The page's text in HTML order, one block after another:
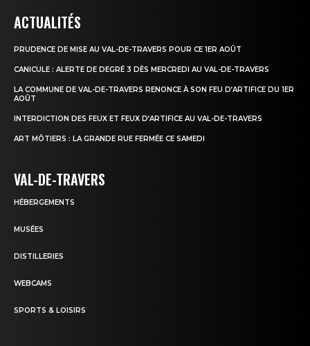
ACTUALITÉS
PRUDENCE DE MISE AU VAL-DE-TRAVERS POUR CE 1ER AOÛT
CANICULE : ALERTE DE DEGRÉ 3 DÈS MERCREDI AU VAL-DE-TRAVERS
LA COMMUNE DE VAL-DE-TRAVERS RENONCE À SON FEU D’ARTIFICE DU 1ER
AOÛT
INTERDICTION DES FEUX ET FEUX D’ARTIFICE AU VAL-DE-TRAVERS
ART MÔTIERS : LA GRANDE RUE FERMÉE CE SAMEDI
VAL-DE-TRAVERS
HÉBERGEMENTS
MUSÉES
DISTILLERIES
WEBCAMS
SPORTS & LOISIRS